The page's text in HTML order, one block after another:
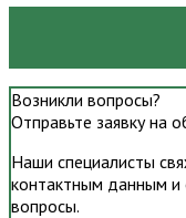
Возникли вопросы?
Отправьте заявку на
Наши специалисты
контактным данным
вопросы.